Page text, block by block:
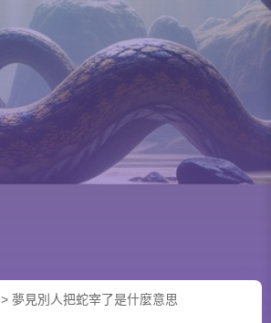
> 夢見別人把蛇宰了是什麼意思